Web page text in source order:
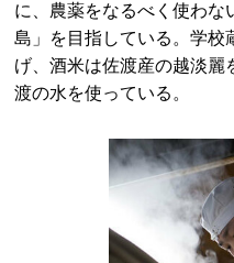
に、農薬をなるべく使わな
島」を目指している。学校
げ、酒米は佐渡産の越淡麗
渡の水を使っている。